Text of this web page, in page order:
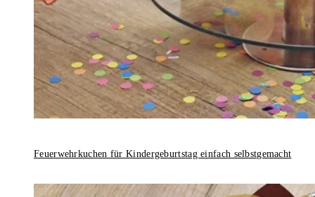
Feuerwehrkuchen für Kindergeburtstag einfach selbstgemacht